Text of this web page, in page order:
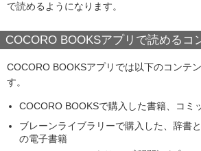
で読めるようになります。
COCORO BOOKSアプリで読めるコ
COCORO BOOKSアプリでは以下のコンテ
す。
COCORO BOOKSで購入した書籍、コミ
ブレーンライブラリーで購入した、辞書
の電子書籍